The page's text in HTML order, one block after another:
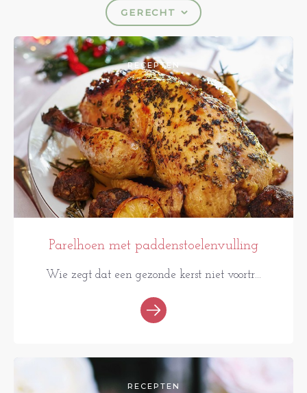
GERECHT
RECEPTEN
Parelhoen met paddenstoelenvulling
Wie zegt dat een gezonde kerst niet voortr...
RECEPTEN